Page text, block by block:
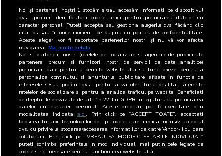
Noi și partenerii noștri 1 stocăm și/sau accesăm informații pe dispozitivul
dvs., precum identificatorii cookie unici pentru prelucrarea datelor cu
caracter personal. Puteți accepta sau gestiona alegerile dvs. făcând clic
mai jos sau în orice moment, pe pagina cu politica de confidențialitate.
Aceste alegeri vor fi raportate partenerilor noștri și nu vă vor afecta
navigarea. Mai multe detalii
Noi si partenerii nostri (retelele de socializare si agentiile de publicitate
partenere, precum si furnizorii nostri de servicii de date analitice)
prelucram date pentru a permite website-ului sa functioneze, pentru a
personaliza continutul si anunturile publicitare afisate in functie de
interesele si/sau profilul dvs., pentru a va oferi functionalitati aferente
retelelor de socializare si pentru a analiza traficul pe website. Beneficiati
de drepturile prevazute de art. 15-22 din GDPR in legatura cu prelucrarea
datelor cu caracter personal. Aceste drepturi pot fi exercitate prin
modalitatea indicata aici. Prin click pe “ACCEPT TOATE”, acceptati
folosirea tuturor Tehnologiilor de tip Cookie, care implica inclusiv acceptul
dvs. cu privire la stocarea/accesarea informatiilor de catre Vendor-ii cu care
colaboram. Prin click pe “VREAU SA MODIFIC SETARILE INDIVIDUAL”
puteti schimba preferintele in mod individual, mai putin cele legate de
cookie strict necesare pentru functionarea website-ului.